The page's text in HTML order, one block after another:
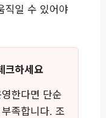
직일 수 있어야
크하세요
한다면 단순
족합니다. 조